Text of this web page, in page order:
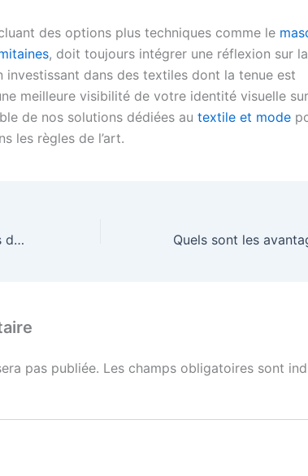
des options plus techniques comme le
, doit toujours intégrer une réflexion sur la
investissant dans des textiles dont la tenue est
meilleure visibilité de votre identité visuelle
de nos solutions dédiées au textile et mode
les règles de l’art.
Quels sont les différents types de finitions pour les écharpes personnalisées ?
pas publiée. Les champs obligatoires sont